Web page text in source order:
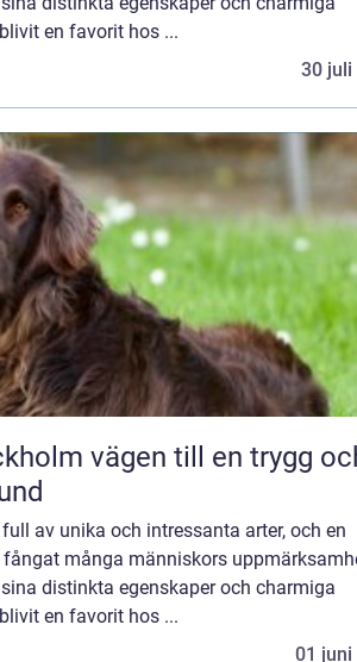
en favorit hos ...
30 juli
trygg och
av unika och intressanta arter, och en
många människors
distinkta egenskaper och charmiga
en favorit hos ...
01 juni